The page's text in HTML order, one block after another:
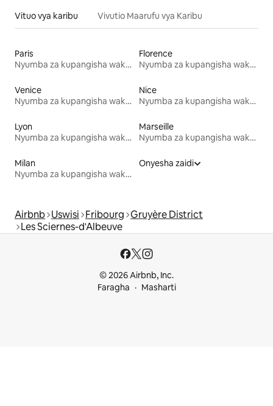
Vituo vya karibu Vivutio Maarufu vya Karibu
Paris
Nyumba za kupangisha wakati wa likizo
Florence
Nyumba za kupangisha wakati wa likizo
Venice
Nyumba za kupangisha wakati wa likizo
Nice
Nyumba za kupangisha wakati wa likizo
Lyon
Nyumba za kupangisha wakati wa likizo
Marseille
Nyumba za kupangisha wakati wa likizo
Milan
Nyumba za kupangisha wakati wa likizo
Onyesha zaidi
Airbnb Uswisi Fribourg Gruyère District
Les Sciernes-d'Albeuve
© 2026 Airbnb, Inc.
Faragha
Masharti